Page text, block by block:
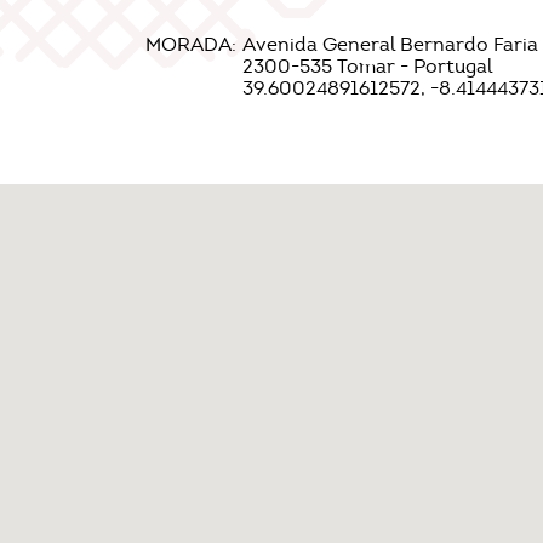
MORADA: Avenida General Bernardo Faria
2300-535 Tomar - Portugal
39.60024891612572, -